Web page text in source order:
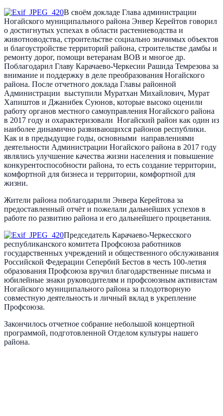
В своём докладе Глава администрации
Ногайского муниципального района Энвер Керейтов говорил
о достигнутых успехах в области растениеводства и
животноводства, строительстве социально значимых объектов
и благоустройстве территорий района, строительстве дамбы и
ремонту дорог, помощи ветеранам ВОВ и многое др.
Поблагодарил Главу Карачаево-Черкесии Рашида Темрезова за
внимание и поддержку в деле преобразования Ногайского
района. После отчетного доклада Главы районной
Администрации выступили Муратхан Михайлович, Мурат
Хапиштов и Джанибек Суюнов, которые высоко оценили
работу органов местного самоуправления Ногайского района
в 2017 году и охарактеризовали Ногайский район как один из
наиболее динамично развивающихся районов республики.
Как и в предыдущие годы, основными направлениями
деятельности Администрации Ногайского района в 2017 году
являлись улучшение качества жизни населения и повышение
конкурентоспособности района, то есть создание территории,
комфортной для бизнеса и территории, комфортной для
жизни.
Жители района поблагодарили Энвера Керейтова за
предоставленный отчёт и пожелали дальнейших успехов в
работе по развитию района и его дальнейшего процветания.
Председатель Карачаево-Черкесского
республиканского комитета Профсоюза работников
государственных учреждений и общественного обслуживания
Российской Федерации Сепербий Бестов в честь 100-летия
образования Профсоюза вручил благодарственные письма и
юбилейные знаки руководителям и профсоюзным активистам
Ногайского муниципального района за плодотворную
совместную деятельность и личный вклад в укрепление
Профсоюза.
Закончилось отчетное собрание небольшой концертной
программой, подготовленной Отделом культуры нашего
района.